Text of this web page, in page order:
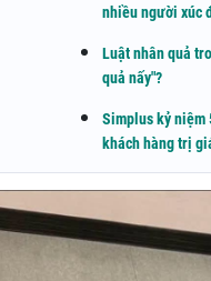
nhiều người xúc
Luật nhân quả
quả nấy"?
Simplus kỷ niệm
khách hàng trị